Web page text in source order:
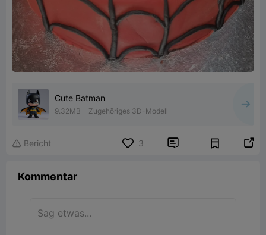
Cute Batman
9.32MB Zugehöriges 3D-Modell
 Bericht 3  
Kommentar